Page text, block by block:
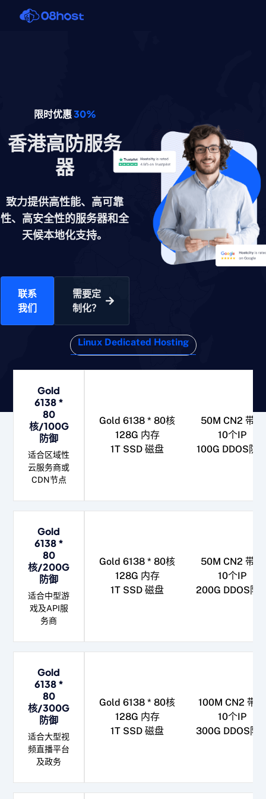
限时优惠30%
香港高防服务
器
致力提供高性能、高可靠
性、高安全性的服务器和全
天候本地化支持。
联系
我们
需要定
制化？
Linux Dedicated Hosting
Gold
6138 *
80
核/100G
防御
适合区域性
云服务商或
CDN节点
Gold 6138 * 80核
128G 内存
1T SSD 磁盘
50M CN2 带宽
10个IP
100G DDOS防
Gold
6138 *
80
核/200G
防御
适合中型游
戏及API服
务商
Gold 6138 * 80核
128G 内存
1T SSD 磁盘
50M CN2 带宽
10个IP
200G DDOS防
Gold
6138 *
80
核/300G
防御
适合大型视
频直播平台
及政务
Gold 6138 * 80核
128G 内存
1T SSD 磁盘
100M CN2 带宽
10个IP
300G DDOS防